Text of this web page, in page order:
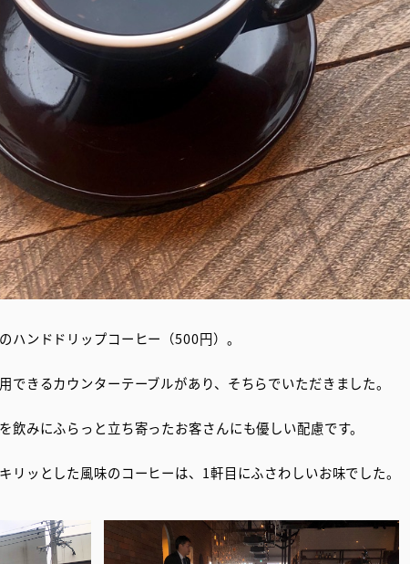
ハンドドリップコーヒー（500円）。
できるカウンターテーブルがあり、そちらでいただきました。
飲みにふらっと立ち寄ったお客さんにも優しい配慮です。
リッとした風味のコーヒーは、1軒目にふさわしいお味でした。